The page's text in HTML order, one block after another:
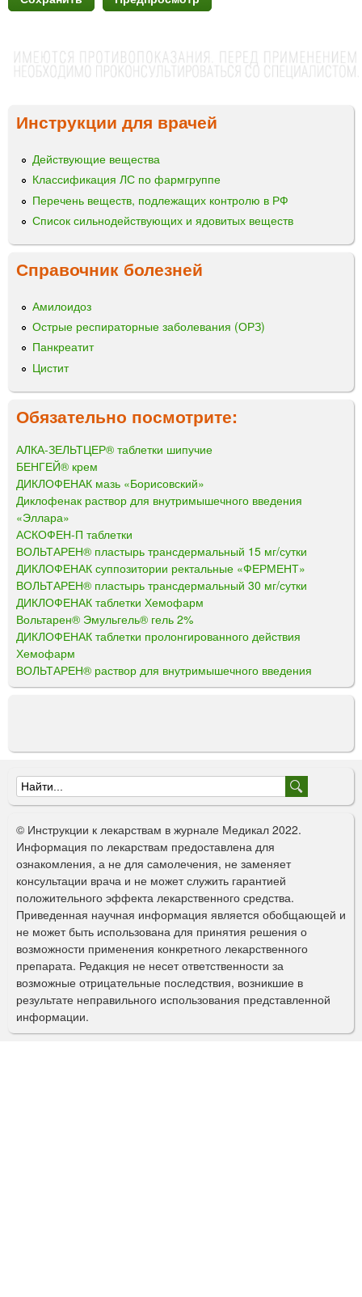
Инструкции для врачей
Действующие вещества
Классификация ЛС по фармгруппе
Перечень веществ, подлежащих контролю в РФ
Список сильнодействующих и ядовитых веществ
Справочник болезней
Амилоидоз
Острые респираторные заболевания (ОРЗ)
Панкреатит
Цистит
Обязательно посмотрите:
АЛКА-ЗЕЛЬТЦЕР® таблетки шипучие
БЕНГЕЙ® крем
ДИКЛОФЕНАК мазь «Борисовский»
Диклофенак раствор для внутримышечного введения
«Эллара»
АСКОФЕН-П таблетки
ВОЛЬТАРЕН® пластырь трансдермальный 15 мг/сутки
ДИКЛОФЕНАК суппозитории ректальные «ФЕРМЕНТ»
ВОЛЬТАРЕН® пластырь трансдермальный 30 мг/сутки
ДИКЛОФЕНАК таблетки Хемофарм
Вольтарен® Эмульгель® гель 2%
ДИКЛОФЕНАК таблетки пролонгированного действия
Хемофарм
ВОЛЬТАРЕН® раствор для внутримышечного введения
Ф
о
р
м
а
п
о
и
с
к
© Инструкции к лекарствам в журнале Медикал 2022.
Информация по лекарствам предоставлена для
ознакомления, а не для самолечения, не заменяет
консультации врача и не может служить гарантией
положительного эффекта лекарственного средства.
Приведенная научная информация является обобщающей и
не может быть использована для принятия решения о
возможности применения конкретного лекарственного
препарата. Редакция не несет ответственности за
возможные отрицательные последствия, возникшие в
результате неправильного использования представленной
информации.